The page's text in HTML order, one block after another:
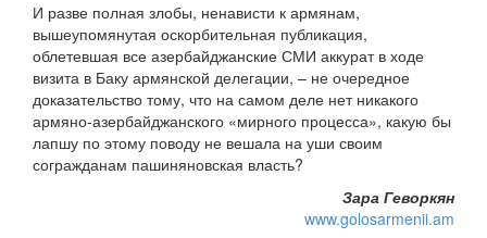
И разве полная злобы, ненависти к армянам,
вышеупомянутая оскорбительная публикация,
облетевшая все азербайджанские СМИ аккурат в ходе
визита в Баку армянской делегации, – не очередное
доказательство тому, что на самом деле нет никакого
армяно-азербайджанского «мирного процесса», какую бы
лапшу по этому поводу не вешала на уши своим
согражданам пашиняновская власть?
Зара Геворкян
www.golosarmenii.am